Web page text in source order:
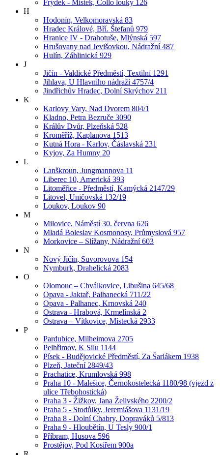
Frýdek - Místek, Collo louky 126
H
Hodonín, Velkomoravská 83
Hradec Králové, Bří. Štefanů 979
Hranice IV - Drahotuše, Mlýnská 597
Hrušovany nad Jevišovkou, Nádražní 487
Hulín, Záhlinická 929
J
Jičín - Valdické Předměstí, Textilní 1291
Jihlava, U Hlavního nádraží 4757/4
Jindřichův Hradec, Dolní Skrýchov 211
K
Karlovy Vary, Nad Dvorem 804/1
Kladno, Petra Bezruče 3090
Králův Dvůr, Plzeňská 528
Kroměříž, Kaplanova 1513
Kutná Hora - Karlov, Čáslavská 231
Kyjov, Za Humny 20
L
Lanškroun, Jungmannova 11
Liberec 10, Americká 393
Litoměřice - Předměstí, Kamýcká 2147/29
Litovel, Uničovská 132/19
Loukov, Loukov 90
M
Milovice, Náměstí 30. června 626
Mladá Boleslav Kosmonosy, Průmyslová 957
Morkovice – Slížany, Nádražní 603
N
Nový Jičín, Suvorovova 154
Nymburk, Drahelická 2083
O
Olomouc – Chválkovice, Libušina 645/68
Opava - Jaktař, Palhanecká 711/22
Opava - Palhanec, Krnovská 240
Ostrava - Hrabová, Krmelínská 2
Ostrava – Vítkovice, Místecká 2933
P
Pardubice, Milheimova 2705
Pelhřimov, K Silu 1144
Písek - Budějovické Předměstí, Za Šarlákem 1938
Plzeň, Jateční 2849/43
Prachatice, Krumlovská 998
Praha 10 - Malešice, Černokostelecká 1180/98 (vjezd z
ulice Třebohostická)
Praha 3 - Žižkov, Jana Želivského 2200/2
Praha 5 - Stodůlky, Jeremiášova 1131/19
Praha 8 - Dolní Chabry, Dopraváků 5/813
Praha 9 - Hloubětín, U Tesly 900/1
Příbram, Husova 596
Prostějov, Pod Kosířem 900a